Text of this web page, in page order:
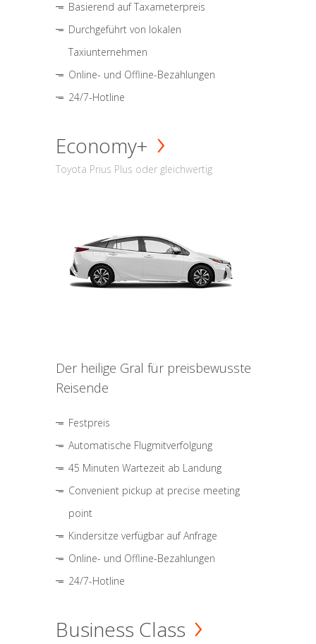
Basierend auf Taxameterpreis
Durchgeführt von lokalen
Taxiunternehmen
Online- und Offline-Bezahlungen
24/7-Hotline
Economy+
Toyota Prius Plus oder gleichwertig
Der heilige Gral für preisbewusste
Reisende
Festpreis
Automatische Flugmitverfolgung
45 Minuten Wartezeit ab Landung
Convenient pickup at precise meeting
point
Kindersitze verfügbar auf Anfrage
Online- und Offline-Bezahlungen
24/7-Hotline
Business Class